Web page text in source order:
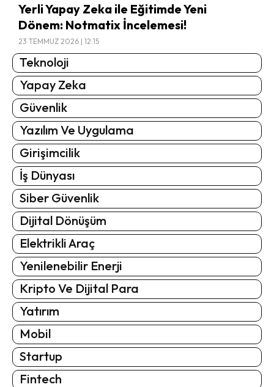
Yerli Yapay Zeka ile Eğitimde Yeni
Dönem: Notmatix İncelemesi!
23 TEMMUZ 2026 | 12:15
Teknoloji
Yapay Zeka
Güvenlik
Yazılım Ve Uygulama
Girişimcilik
İş Dünyası
Siber Güvenlik
Dijital Dönüşüm
Elektrikli Araç
Yenilenebilir Enerji
Kripto Ve Dijital Para
Yatırım
Mobil
Startup
Fintech